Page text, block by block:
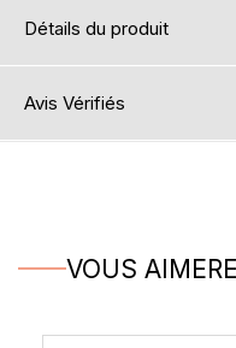
Détails du produit
Avis Vérifiés
VOUS